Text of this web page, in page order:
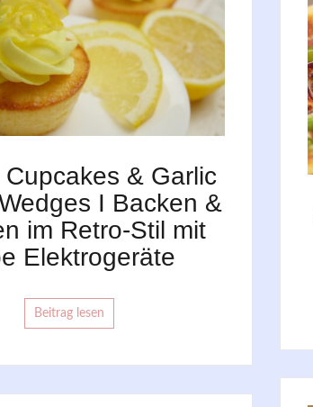
Cupcakes & Garlic
I Backen &
im Retro-Stil mit
Elektrogeräte
Beitrag lesen